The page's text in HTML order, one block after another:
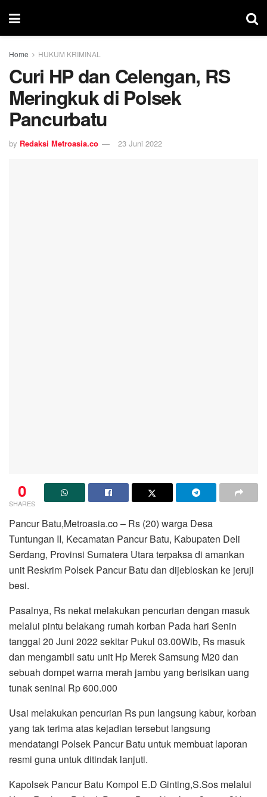
Home HUKUM KRIMINAL
Curi HP dan Celengan, RS
Meringkuk di Polsek
Pancurbatu
by Redaksi Metroasia.co 23 Juni 2022
0
SHARES
Pancur Batu,Metroasia.co – Rs (20) warga Desa
Tuntungan II, Kecamatan Pancur Batu, Kabupaten Deli
Serdang, Provinsi Sumatera Utara terpaksa di amankan
unit Reskrim Polsek Pancur Batu dan dijebloskan ke jeruji
besi.
Pasalnya, Rs nekat melakukan pencurian dengan masuk
melalui pintu belakang rumah korban Pada hari Senin
tanggal 20 Juni 2022 sekitar Pukul 03.00Wib, Rs masuk
dan mengambil satu unit Hp Merek Samsung M20 dan
sebuah dompet warna merah jambu yang berisikan uang
tunak seninal Rp 600.000
Usai melakukan pencurian Rs pun langsung kabur, korban
yang tak terima atas kejadian tersebut langsung
mendatangi Polsek Pancur Batu untuk membuat laporan
resmi guna untuk ditindak lanjuti.
Kapolsek Pancur Batu Kompol E.D Ginting,S.Sos melalui